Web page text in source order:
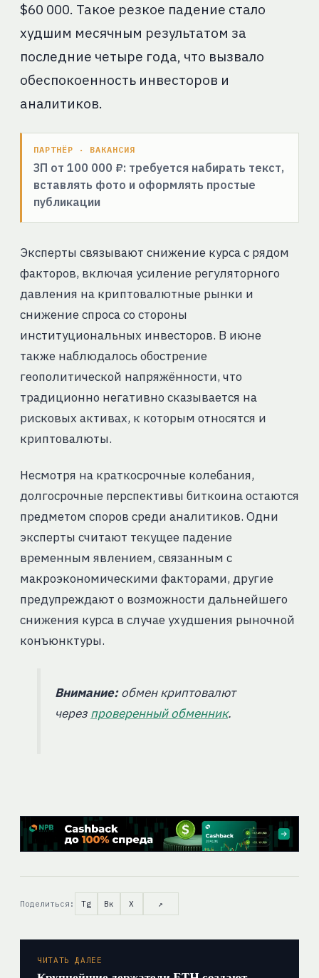
$60 000. Такое резкое падение стало
худшим месячным результатом за
последние четыре года, что вызвало
обеспокоенность инвесторов и
аналитиков.
ПАРТНЁР · ВАКАНСИЯ
ЗП от 100 000 ₽: требуется набирать текст,
вставлять фото и оформлять простые
публикации
Эксперты связывают снижение курса с рядом
факторов, включая усиление регуляторного
давления на криптовалютные рынки и
снижение спроса со стороны
институциональных инвесторов. В июне
также наблюдалось обострение
геополитической напряжённости, что
традиционно негативно сказывается на
рисковых активах, к которым относятся и
криптовалюты.
Несмотря на краткосрочные колебания,
долгосрочные перспективы биткоина остаются
предметом споров среди аналитиков. Одни
эксперты считают текущее падение
временным явлением, связанным с
макроэкономическими факторами, другие
предупреждают о возможности дальнейшего
снижения курса в случае ухудшения рыночной
конъюнктуры.
Внимание:обмен криптовалют
через проверенный обменник.
Поделиться: Tg Вк X ↗
ЧИТАТЬ ДАЛЕЕ